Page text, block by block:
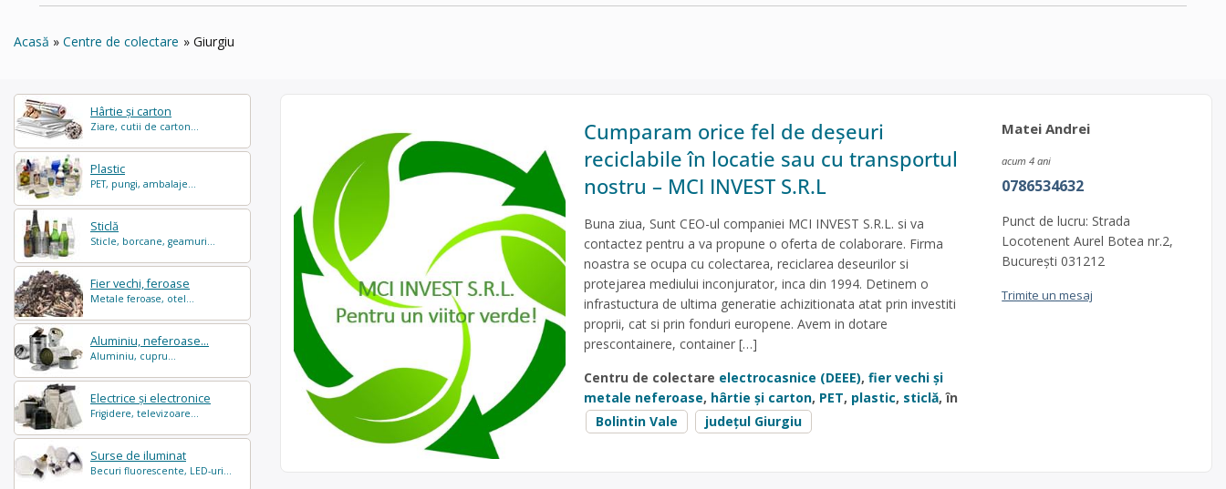
Acasă Centre de colectare Giurgiu
Hârtie și carton
Ziare, cutii de carton...
Plastic
PET, pungi, ambalaje...
Sticlă
Sticle, borcane, geamuri...
Fier vechi, feroase
Metale feroase, otel...
Aluminiu, neferoase...
Aluminiu, cupru...
Electrice și electronice
Frigidere, televizoare...
Surse de iluminat
Becuri fluorescente, LED-uri...
Cumparam orice fel de deșeuri
reciclabile în locatie sau cu transportul
nostru – MCI INVEST S.R.L
Buna ziua, Sunt CEO-ul companiei MCI INVEST S.R.L. si va
contactez pentru a va propune o oferta de colaborare. Firma
noastra se ocupa cu colectarea, reciclarea deseurilor si
protejarea mediului inconjurator, inca din 1994. Detinem o
infrastuctura de ultima generatie achizitionata atat prin investiti
proprii, cat si prin fonduri europene. Avem in dotare
prescontainere, container […]
Centru de colectare electrocasnice (DEEE), fier vechi și
metale neferoase, hârtie și carton, PET, plastic, sticlă, în
Bolintin Vale
județul Giurgiu
Matei Andrei
acum 4 ani
0786534632
Punct de lucru: Strada
Locotenent Aurel Botea nr.2,
București 031212
Trimite un mesaj